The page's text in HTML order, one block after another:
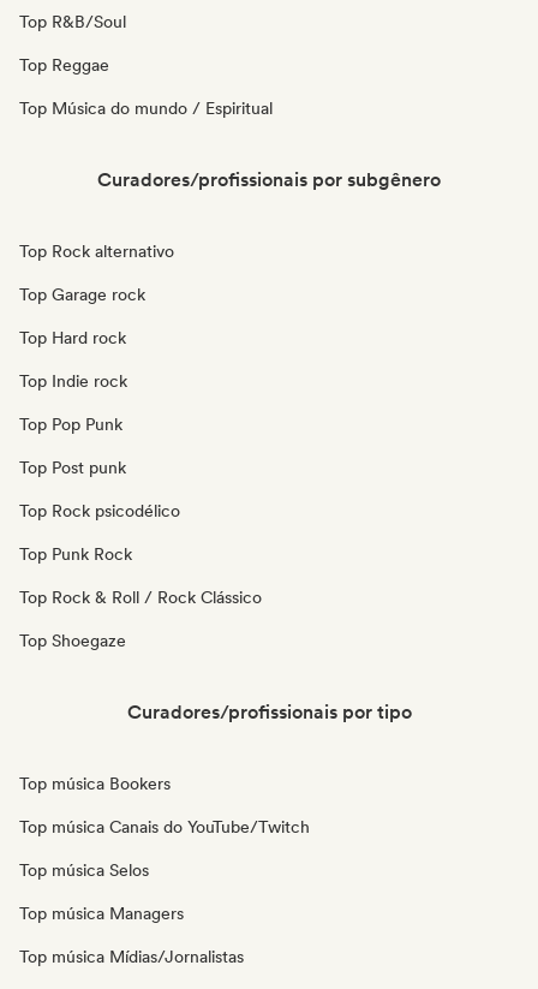
Top R&B/Soul
Top Reggae
Top Música do mundo / Espiritual
Curadores/profissionais por subgênero
Top Rock alternativo
Top Garage rock
Top Hard rock
Top Indie rock
Top Pop Punk
Top Post punk
Top Rock psicodélico
Top Punk Rock
Top Rock & Roll / Rock Clássico
Top Shoegaze
Curadores/profissionais por tipo
Top música Bookers
Top música Canais do YouTube/Twitch
Top música Selos
Top música Managers
Top música Mídias/Jornalistas